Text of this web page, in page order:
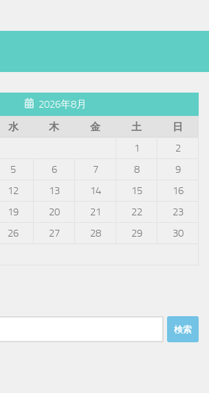
2026年8月
水 木 金 土
日
1
2
5 6 7 8
9
12 13 14 15
16
19 20 21 22
23
26 27 28 29
30